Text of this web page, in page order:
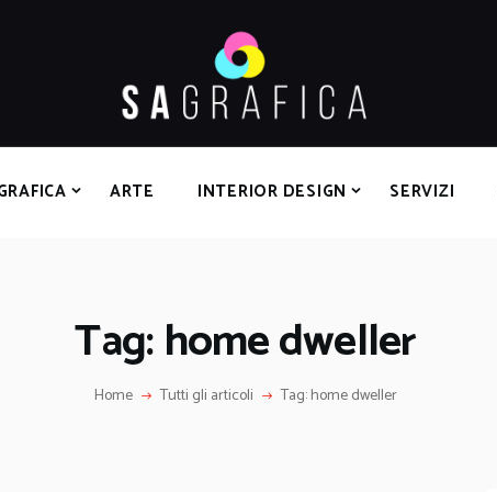
ARTE INTERIOR DESIGN SERVIZI
Tag: home dweller
Home Tutti gli articoli Tag: home dweller
DESIGN